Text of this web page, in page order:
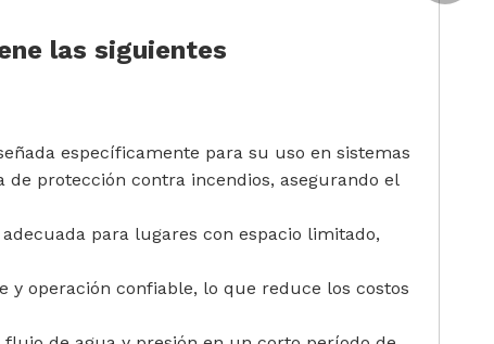
las siguientes
específicamente para su uso en sistemas
protección contra incendios, asegurando el
para lugares con espacio limitado,
y operación confiable, lo que reduce los costos